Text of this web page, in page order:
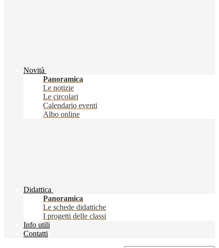
Novità
Panoramica
Le notizie
Le circolari
Calendario eventi
Albo online
Didattica
Panoramica
Le schede didattiche
I progetti delle classi
Info utili
Contatti